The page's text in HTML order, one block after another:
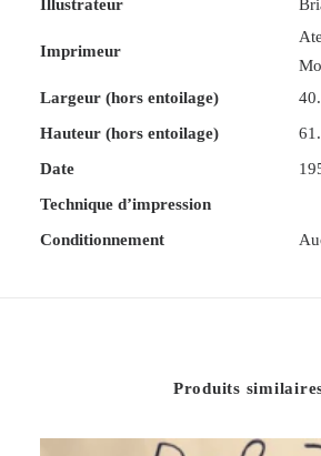
Illustrateur
Imprimeur
Largeur (hors entoilage)
Hauteur (hors entoilage)
Date
Technique d’impression
Conditionnement
Produits